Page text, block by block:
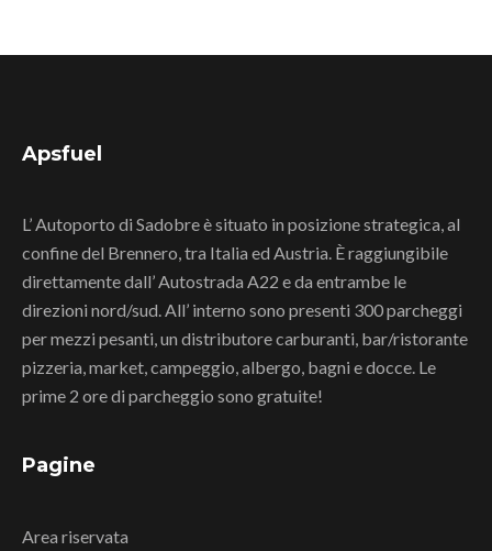
Apsfuel
L’ Autoporto di Sadobre è situato in posizione strategica, al
confine del Brennero, tra Italia ed Austria. È raggiungibile
direttamente dall’ Autostrada A22 e da entrambe le
direzioni nord/sud. All’ interno sono presenti 300 parcheggi
per mezzi pesanti, un distributore carburanti, bar/ristorante
pizzeria, market, campeggio, albergo, bagni e docce. Le
prime 2 ore di parcheggio sono gratuite!
Pagine
Area riservata